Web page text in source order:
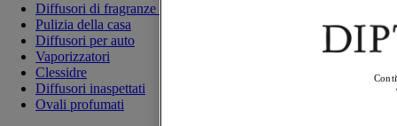
Diffusori di fragranze per la casa
Pulizia della casa
Diffusori per auto
Vaporizzatori
Clessidre
Diffusori inaspettati
Ovali profumati